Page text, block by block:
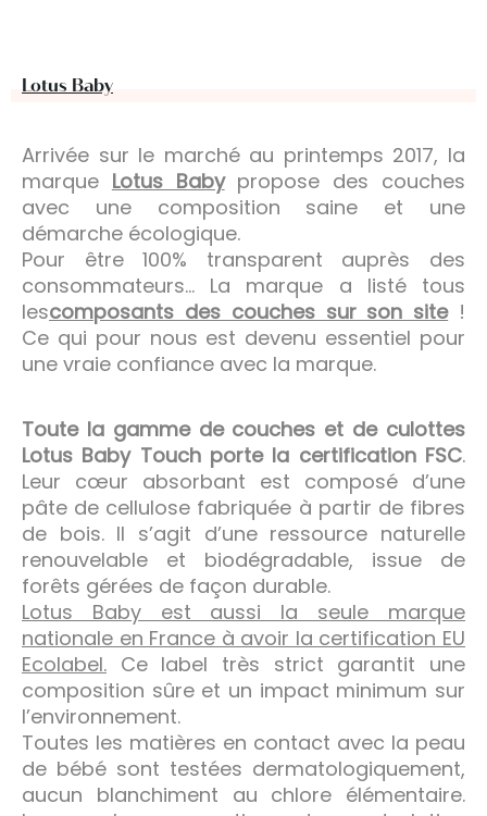
Lotus Baby
Arrivée sur le marché au printemps 2017, la
marque Lotus Babypropose des couches
avec une composition saine et une
démarche écologique.
Pour être 100% transparent auprès des
consommateurs… La marque a listé tous
lescomposants des couches sur son site!
Ce qui pour nous est devenu essentiel pour
une vraie confiance avec la marque.
Toute la gamme de couches et de culottes
Lotus Baby Touch porte la certification FSC.
Leur cœur absorbant est composé d’une
pâte de cellulose fabriquée à partir de fibres
de bois. Il s’agit d’une ressource naturelle
renouvelable et biodégradable, issue de
forêts gérées de façon durable.
Lotus Baby est aussi la seule marque
nationale en France à avoir la certification EU
Ecolabel. Ce label très strict garantit une
composition sûre et un impact minimum sur
l’environnement.
Toutes les matières en contact avec la peau
de bébé sont testées dermatologiquement,
aucun blanchiment au chlore élémentaire.